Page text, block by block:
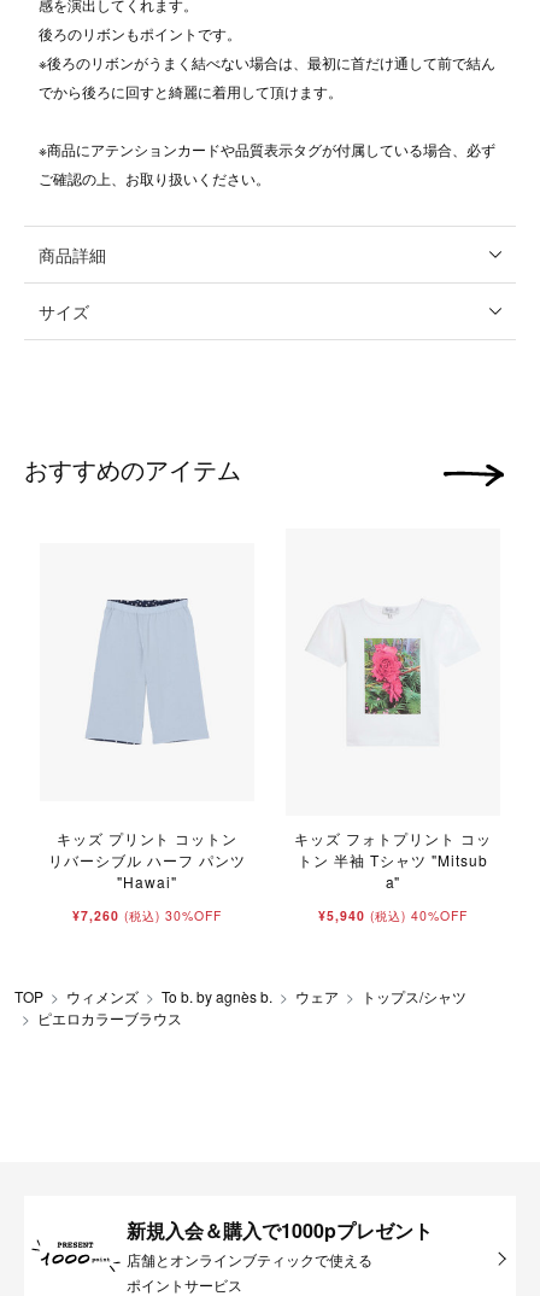
感を演出してくれます。
後ろのリボンもポイントです。
※後ろのリボンがうまく結べない場合は、最初に首だけ通して前で結ん
でから後ろに回すと綺麗に着用して頂けます。
※商品にアテンションカードや品質表示タグが付属している場合、必ず
ご確認の上、お取り扱いください。
商品詳細
サイズ
おすすめのアイテム
キッズ プリント コットン
リバーシブル ハーフ パンツ
"Hawai"
¥7,260 (税込) 30%OFF
キッズ フォトプリント コッ
トン 半袖 Tシャツ "Mitsub
a"
¥5,940 (税込) 40%OFF
次の画像
TOP ウィメンズ To b. by agnès b. ウェア
トップス/シャツ
ピエロカラーブラウス
新規入会＆購入で1000pプレゼント
店舗とオンラインブティックで使える
ポイントサービス